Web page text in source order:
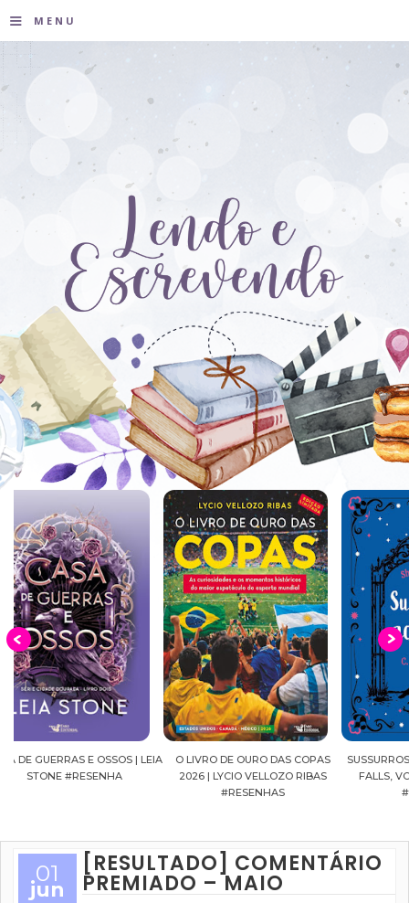
≡ MENU
O LIVRO DE OURO DAS COPAS
2026 | LYCIO VELLOZO RIBAS
SUSSURROS AO LUAR | SHADOW
FALLS, VOL.04 | C.C.HUNTER
#RESENHA
01
jun
[RESULTADO] COMENTÁRIO
PREMIADO – MAIO